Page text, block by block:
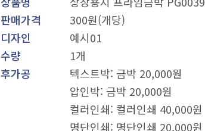
판매가격
300원(개당)
디자인
예시01
수량
1개
후가공
텍스트박: 금박 20,000원
압인박: 금박 20,000원
컬러인쇄: 컬러인쇄 40,000원
명단인쇄: 명단인쇄 20,000원